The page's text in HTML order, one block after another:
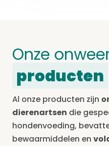
Onze
producten
Al onze producten zijn
dierenartsen die
hondenvoeding,
bewaarmiddelen en